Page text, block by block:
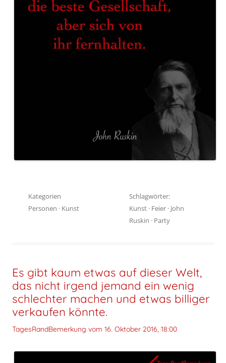
Kategorien
Personen · Kunst
Schlagwörter:
Kunst · Feier · John
Ruskin · Party
Es gibt kaum etwas auf dieser Welt,
das nicht irgend jemand ein wenig
schlechter machen und etwas billiger
verkaufen könnte.
TagesRandBemerkung vom 16. Oktober 2016, 18:00